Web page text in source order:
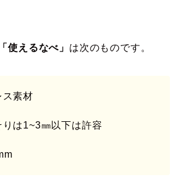
「使えるなべ」 は次のものです。
ス素材
りは1~3㎜以下は許容